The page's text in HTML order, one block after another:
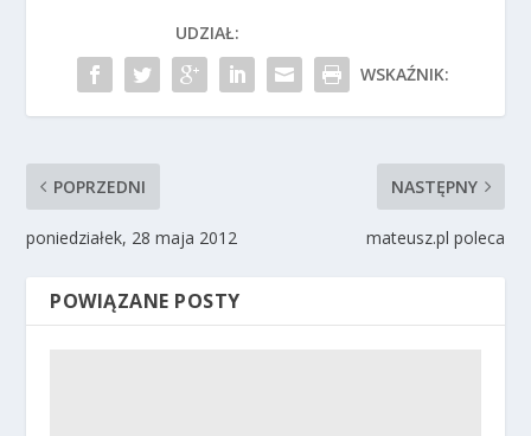
UDZIAŁ:
WSKAŹNIK:
POPRZEDNI
poniedziałek, 28 maja 2012
NASTĘPNY
mateusz.pl poleca
POWIĄZANE POSTY